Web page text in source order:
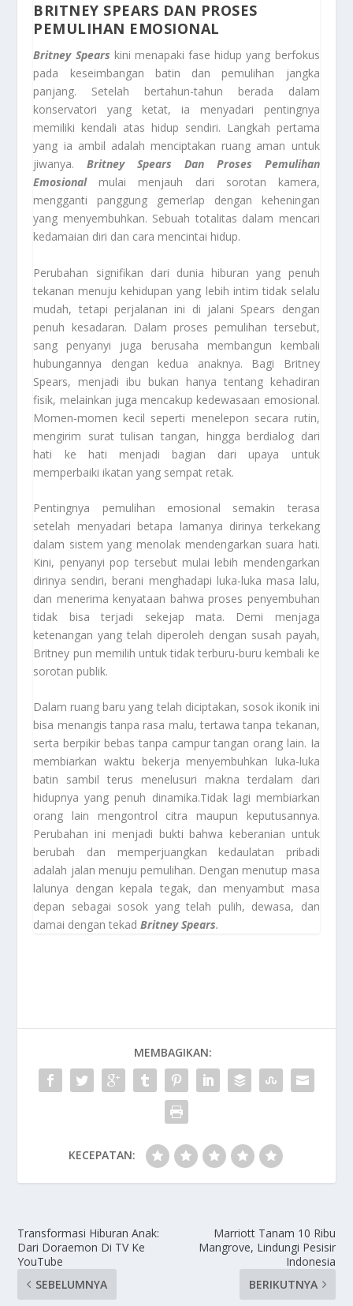
BRITNEY SPEARS DAN PROSES
PEMULIHAN EMOSIONAL
Britney Spears kini menapaki fase hidup yang berfokus
pada keseimbangan batin dan pemulihan jangka
panjang. Setelah bertahun-tahun berada dalam
konservatori yang ketat, ia menyadari pentingnya
memiliki kendali atas hidup sendiri. Langkah pertama
yang ia ambil adalah menciptakan ruang aman untuk
jiwanya.Britney Spears Dan Proses Pemulihan
Emosional mulai menjauh dari sorotan kamera,
mengganti panggung gemerlap dengan keheningan
yang menyembuhkan. Sebuah totalitas dalam mencari
kedamaian diri dan cara mencintai hidup.
Perubahan signifikan dari dunia hiburan yang penuh
tekanan menuju kehidupan yang lebih intim tidak selalu
mudah, tetapi perjalanan ini di jalani Spears dengan
penuh kesadaran. Dalam proses pemulihan tersebut,
sang penyanyi juga berusaha membangun kembali
hubungannya dengan kedua anaknya. Bagi Britney
Spears, menjadi ibu bukan hanya tentang kehadiran
fisik, melainkan juga mencakup kedewasaan emosional.
Momen-momen kecil seperti menelepon secara rutin,
mengirim surat tulisan tangan, hingga berdialog dari
hati ke hati menjadi bagian dari upaya untuk
memperbaiki ikatan yang sempat retak.
Pentingnya pemulihan emosional semakin terasa
setelah menyadari betapa lamanya dirinya terkekang
dalam sistem yang menolak mendengarkan suara hati.
Kini, penyanyi pop tersebut mulai lebih mendengarkan
dirinya sendiri, berani menghadapi luka-luka masa lalu,
dan menerima kenyataan bahwa proses penyembuhan
tidak bisa terjadi sekejap mata. Demi menjaga
ketenangan yang telah diperoleh dengan susah payah,
Britney pun memilih untuk tidak terburu-buru kembali ke
sorotan publik.
Dalam ruang baru yang telah diciptakan, sosok ikonik ini
bisa menangis tanpa rasa malu, tertawa tanpa tekanan,
serta berpikir bebas tanpa campur tangan orang lain. Ia
membiarkan waktu bekerja menyembuhkan luka-luka
batin sambil terus menelusuri makna terdalam dari
hidupnya yang penuh dinamika.Tidak lagi membiarkan
orang lain mengontrol citra maupun keputusannya.
Perubahan ini menjadi bukti bahwa keberanian untuk
berubah dan memperjuangkan kedaulatan pribadi
adalah jalan menuju pemulihan. Dengan menutup masa
lalunya dengan kepala tegak, dan menyambut masa
depan sebagai sosok yang telah pulih, dewasa, dan
damai dengan tekad Britney Spears.
MEMBAGIKAN:
KECEPATAN:
Transformasi Hiburan Anak:
Dari Doraemon Di TV Ke
YouTube
SEBELUMNYA
Marriott Tanam 10 Ribu
Mangrove, Lindungi Pesisir
Indonesia
BERIKUTNYA